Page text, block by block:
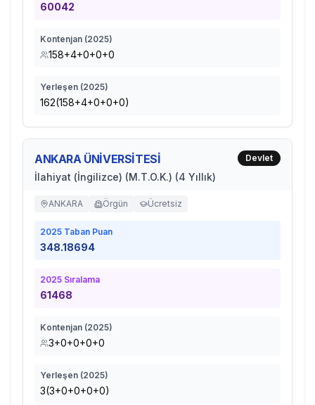
60042
Kontenjan (2025)
158+4+0+0+0
Yerleşen (2025)
162(158+4+0+0+0)
ANKARA ÜNİVERSİTESİ
İlahiyat (İngilizce) (M.T.O.K.) (4 Yıllık)
Devlet
ANKARA Örgün Ücretsiz
2025 Taban Puan
348.18694
2025 Sıralama
61468
Kontenjan (2025)
3+0+0+0+0
Yerleşen (2025)
3(3+0+0+0+0)